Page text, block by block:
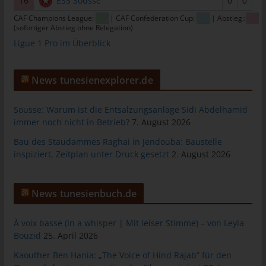
CAF Champions League: | CAF Confederation Cup:
| Abstieg::
(sofortiger Abstieg ohne Relegation)
Ligue 1 Pro im Überblick
News tunesienexplorer.de
Sousse: Warum ist die Entsalzungsanlage Sidi Abdelhamid
immer noch nicht in Betrieb? 7. August 2026
Bau des Staudammes Raghai in Jendouba: Baustelle
inspiziert, Zeitplan unter Druck gesetzt 2. August 2026
News tunesienbuch.de
À voix basse (In a whisper | Mit leiser Stimme) – von Leyla
Bouzid 25. April 2026
Kaouther Ben Hania: „The Voice of Hind Rajab“ für den
Verantwortlichen oder des Auftragsverarbeiters befugt sind, die
personenbezogenen Daten zu verarbeiten.
Einwilligung ist jede von der betroffenen Person freiwillig für den
bestimmten Fall in informierter Weise und unmissverständlich
einer sonstigen eindeutigen bestätigenden Handlung, mit der
die betroffene Person zu verstehen gibt, dass sie mit der
Verarbeitung der sie betreffenden personenbezogenen Daten
einverstanden ist.
Name und Anschrift des für die
Verarbeitung Verantwortlichen
Verantwortlicher im Sinne der Datenschutz-Grundverordnung,
sonstiger in den Mitgliedstaaten der Europäischen Union
datenschutzrechtlichem Charakter ist: